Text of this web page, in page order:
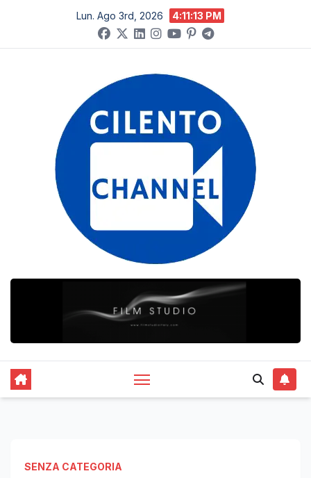
contenuto
Lun. Ago 3rd, 2026 4:11:14 PM
SENZA CATEGORIA